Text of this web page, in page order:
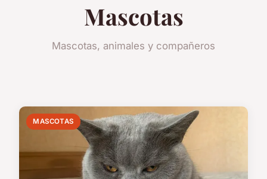
Mascotas
Mascotas, animales y compañeros
MASCOTAS